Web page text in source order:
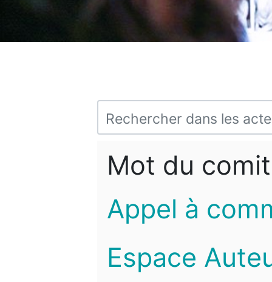
Mot du
Appel à
Espace